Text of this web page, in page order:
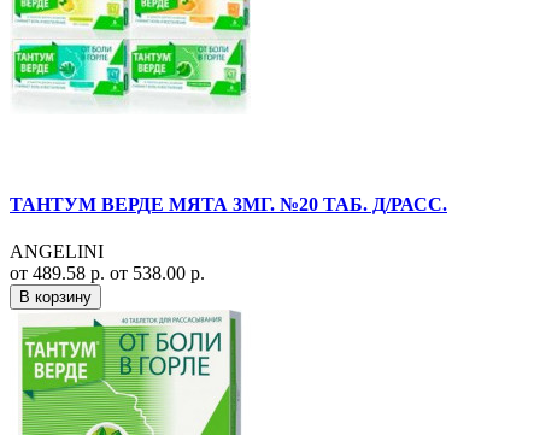
ТАНТУМ ВЕРДЕ МЯТА 3МГ. №20 ТАБ. Д/РАСС.
ANGELINI
от 489.58 р. от 538.00 р.
В корзину